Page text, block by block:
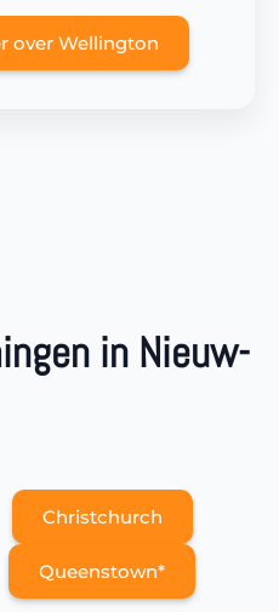
over Wellington
in Nieuw-
Christchurch
Queenstown*